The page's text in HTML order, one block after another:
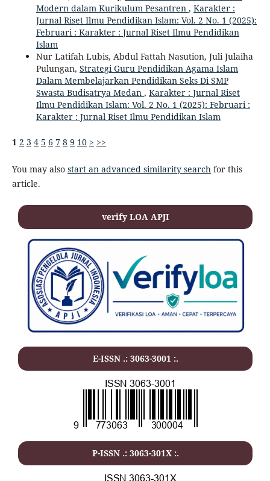
Modern dalam Kurikulum Pesantren , Karakter :
Jurnal Riset Ilmu Pendidikan Islam: Vol. 2 No. 1 (2025):
Februari : Karakter : Jurnal Riset Ilmu Pendidikan
Islam
Nur Latifah Lubis, Abdul Fattah Nasution, Juli Julaiha
Pulungan, Strategi Guru Pendidikan Agama Islam
Dalam Membelajarkan Pendidikan Seks Di SMP
Swasta Budisatrya Medan , Karakter : Jurnal Riset
Ilmu Pendidikan Islam: Vol. 2 No. 1 (2025): Februari :
Karakter : Jurnal Riset Ilmu Pendidikan Islam
1 2 3 4 5 6 7 8 9 10 > >>
You may also start an advanced similarity search for this
article.
verify LOA APJI
E-ISSN .: 3063-3001 :.
P-ISSN .: 3063-301X :.